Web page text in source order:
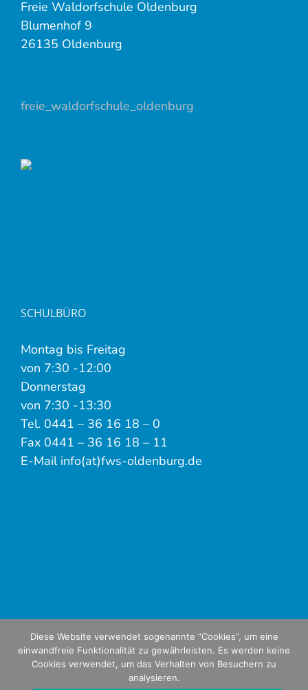
Freie Waldorfschule Oldenburg
Blumenhof 9
26135 Oldenburg
freie_waldorfschule_oldenburg
SCHULBÜRO
Montag bis Freitag
von 7:30 -12:00
Donnerstag
von 7:30 -13:30
Tel. 0441 – 36 16 18 – 0
Fax 0441 – 36 16 18 – 11
E-Mail info(at)fws-oldenburg.de
Diese Website verwendet sogenannte “Cookies”, um eine
einwandfreie Funktionalität zu gewährleisten. Es werden keine
Cookies verwendet, um das Verhalten von Besuchern zu
analysieren.